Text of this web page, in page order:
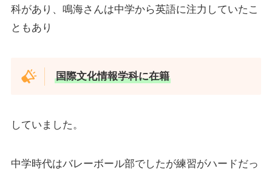
科があり、鳴海さんは中学から英語に注力していたこ
ともあり
国際文化情報学科に在籍
していました。
中学時代はバレーボール部でしたが練習がハードだっ